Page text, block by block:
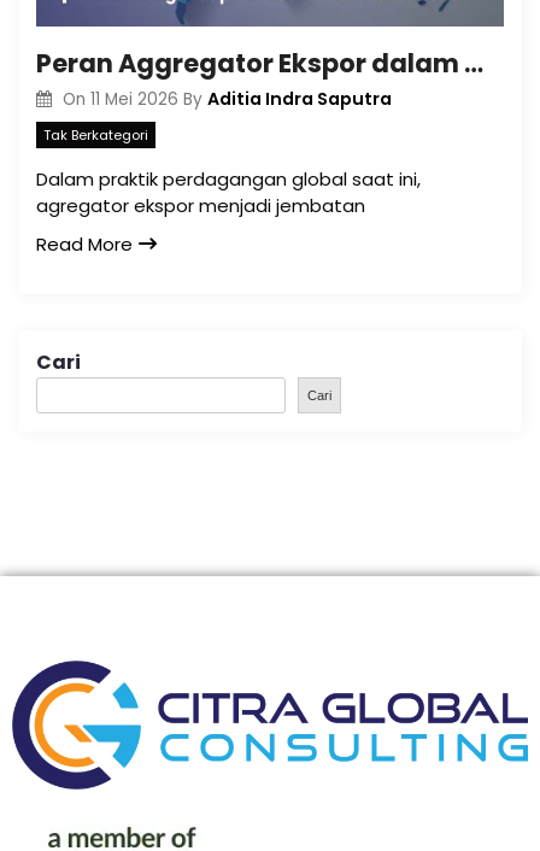
Peran Aggregator Ekspor dalam Membantu UMKM Menghadapi Standar Mutu Internasional
On 11 Mei 2026 By Aditia Indra Saputra
Tak Berkategori
Dalam praktik perdagangan global saat ini,
agregator ekspor menjadi jembatan
Read More
Cari
Cari